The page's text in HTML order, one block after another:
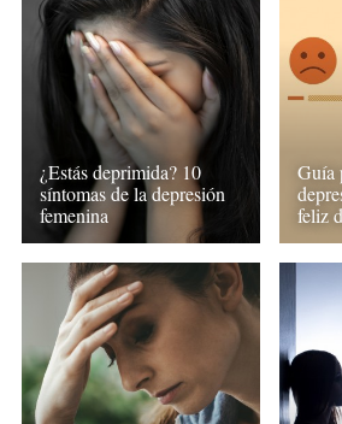
¿Estás deprimida? 10
síntomas de la depresión
femenina
Guía
feliz